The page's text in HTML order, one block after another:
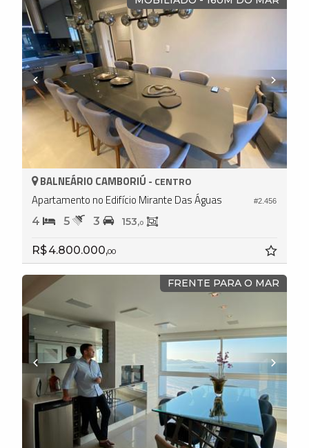
#2.456
BALNEÁRIO CAMBORIÚ - CENTRO
Apartamento no Edifício Mirante Das Águas
4 5 3 153,0
R$ 4.800.000,00
FRENTE PARA O MAR